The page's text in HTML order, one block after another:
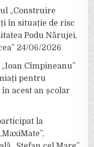
„Construire
în situație de risc
Podu Nărujei,
24/06/2026
Cîmpineanu”
pentru
acest an școlar
la